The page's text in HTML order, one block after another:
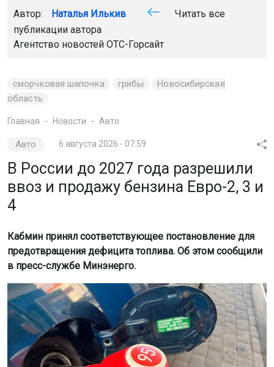
Автор: Наталья Илькив
Читать все
публикации автора
Агентство новостей ОТС-Горсайт
сморчковая шапочка грибы
Новосибирская
область
Главная Новости Авто
Авто 6 августа 2026 - 07:59
В России до 2027 года разрешили
ввоз и продажу бензина Евро-2, 3 и
4
Кабмин принял соответствующее постановление для
предотвращения дефицита топлива. Об этом сообщили
в пресс-службе Минэнерго.